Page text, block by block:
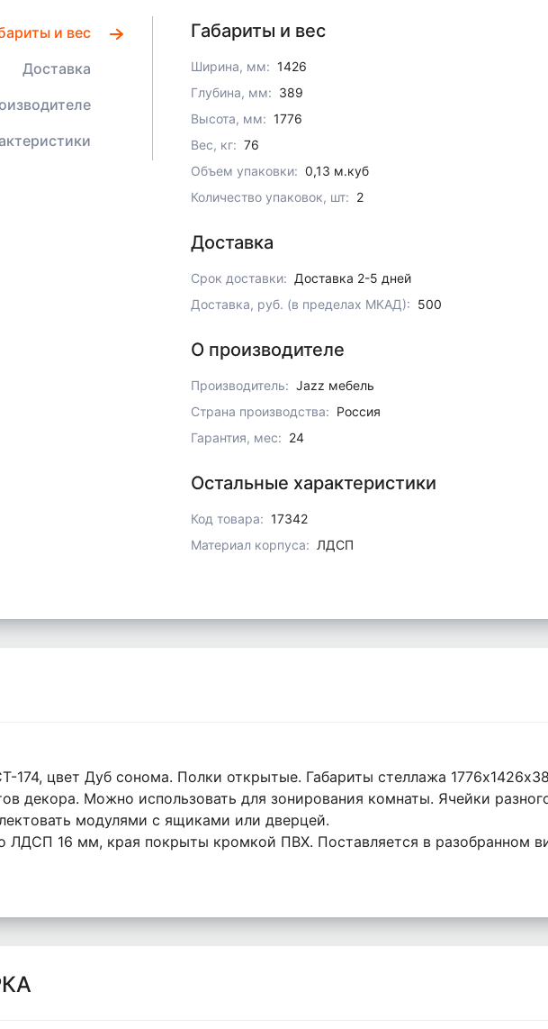
и вес
Доставка
Габариты и вес
Ширина, мм: 1426
Глубина, мм: 389
Высота, мм: 1776
Вес, кг: 76
Объем упаковки: 0,13 м.куб
Количество упаковок, шт: 2
Доставка
Срок доставки: Доставка 2-5 дней
Доставка, руб. (в пределах МКАД): 500
О производителе
Производитель: Jazz мебель
Страна производства: Россия
Гарантия, мес: 24
Остальные характеристики
Код товара: 17342
Материал корпуса: ЛДСП
174, цвет Дуб сонома. Полки открытые. Габариты стеллажа
декора. Можно использовать для зонирования комнаты. Ячейки
модулями с ящиками или дверцей.
ЛДСП 16 мм, края покрыты кромкой ПВХ. Поставляется в разобранном